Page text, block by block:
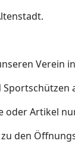
Verein
oder Artikel
den